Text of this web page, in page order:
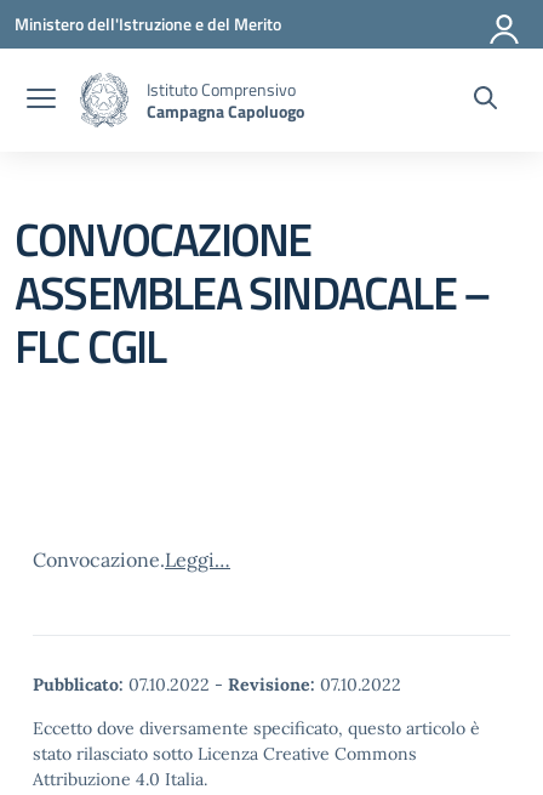
Vai ai contenuti
Vai al menu di navigazione
Vai al footer
Ministero dell'Istruzione e del Merito
Istituto Comprensivo
Campagna Capoluogo
CONVOCAZIONE
ASSEMBLEA SINDACALE –
FLC CGIL
Convocazione.Leggi…
Pubblicato: 07.10.2022 - Revisione: 07.10.2022
Eccetto dove diversamente specificato, questo articolo è
stato rilasciato sotto Licenza Creative Commons
Attribuzione 4.0 Italia.